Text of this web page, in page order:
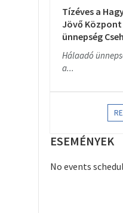
Tízéves a
Jövő
ünnepség
Hálaadó
a...
ESEMÉNYEK
No events